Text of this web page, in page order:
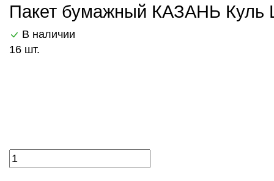
Пакет бумажный КАЗАНЬ Куль
В наличии
16 шт.